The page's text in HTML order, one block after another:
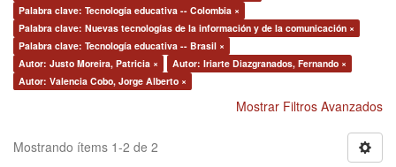
Palabra clave: Tecnología educativa -- Colombia ×
Palabra clave: Nuevas tecnologías de la información y de la comunicación ×
Palabra clave: Tecnología educativa -- Brasil ×
Autor: Justo Moreira, Patricia ×
Autor: Iriarte Diazgranados, Fernando ×
Autor: Valencia Cobo, Jorge Alberto ×
Mostrar Filtros Avanzados
Mostrando ítems 1-2 de 2